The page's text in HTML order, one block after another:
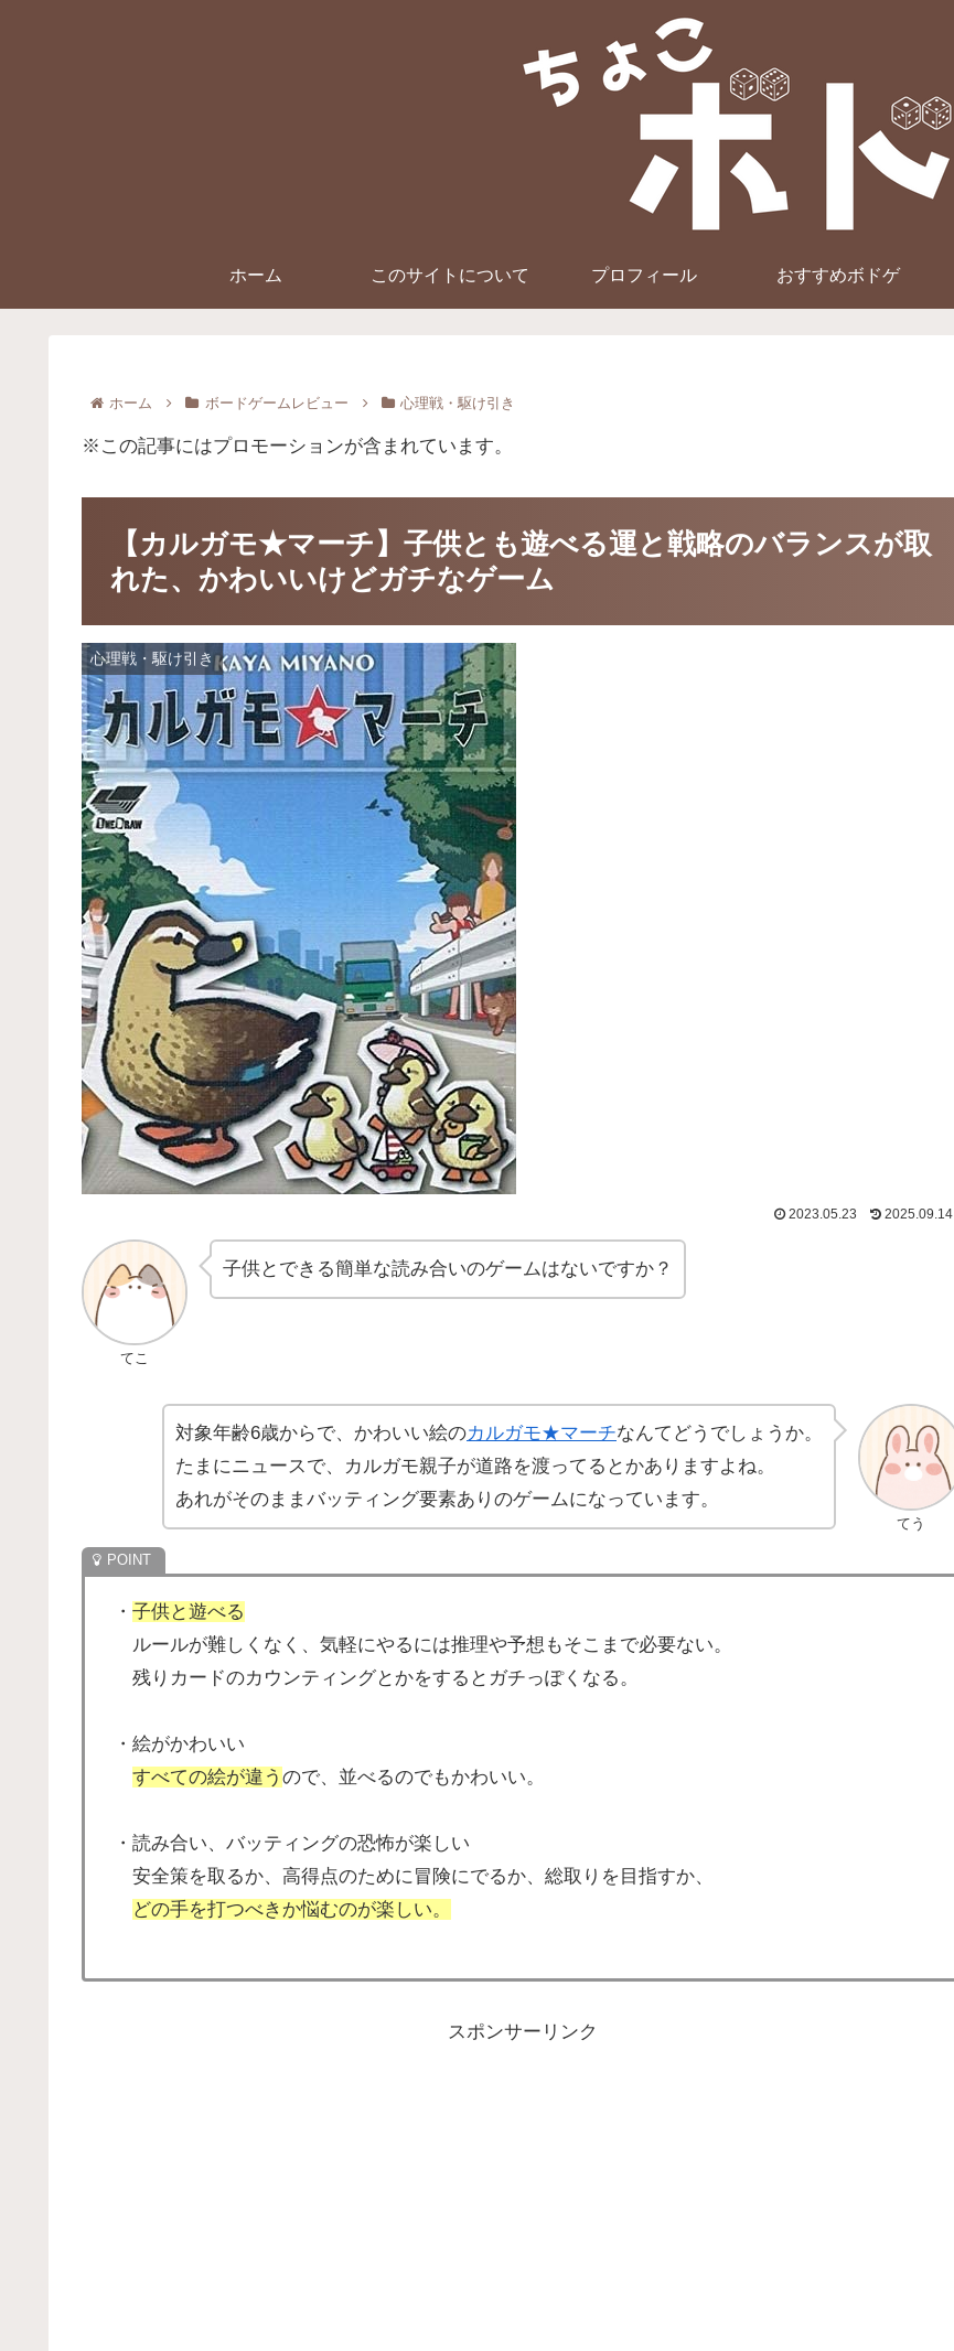
ホーム このサイトについて プロフィール おすすめボドゲ
ホーム ボードゲームレビュー 心理戦・駆け引き
※この記事にはプロモーションが含まれています。
【カルガモ★マーチ】子供とも遊べる運と戦略のバランスが取
れた、かわいいけどガチなゲーム
心理戦・駆け引き
2023.05.23 2025.09.14
てこ
子供とできる簡単な読み合いのゲームはないですか？
てう
対象年齢6歳からで、かわいい絵のカルガモ★マーチなんてどうでしょうか。
たまにニュースで、カルガモ親子が道路を渡ってるとかありますよね。
あれがそのままバッティング要素ありのゲームになっています。
・ 子供と遊べる
ルールが難しくなく、気軽にやるには推理や予想もそこまで必要ない。
残りカードのカウンティングとかをするとガチっぽくなる。
・絵がかわいい
すべての絵が違う ので、並べるのでもかわいい。
・読み合い、バッティングの恐怖が楽しい
安全策を取るか、高得点のために冒険にでるか、総取りを目指すか、
どの手を打つべきか悩むのが楽しい。
スポンサーリンク